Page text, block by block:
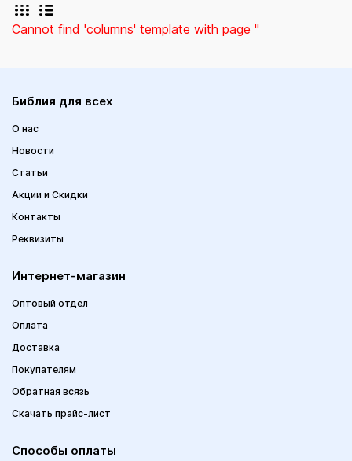
Cannot find 'columns' template with page ''
Библия для всех
О нас
Новости
Статьи
Акции и Скидки
Контакты
Реквизиты
Интернет-магазин
Оптовый отдел
Оплата
Доставка
Покупателям
Обратная всязь
Скачать прайс-лист
Способы оплаты